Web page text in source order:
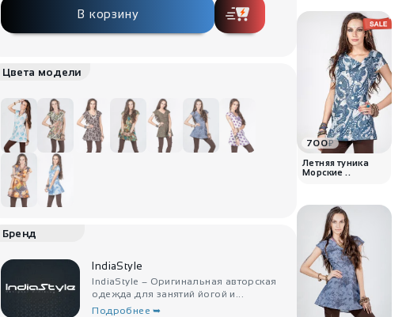
В корзину
Цвета модели
Бренд
IndiaStyle
IndiaStyle – Оригинальная авторская
одежда для занятий йогой и...
Подробнее ➥
700₽
Летняя туника
Морские ..